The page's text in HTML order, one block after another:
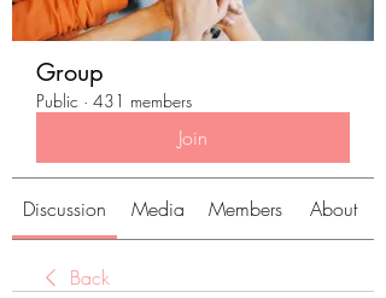
Group
Public · 431 members
Join
Discussion Media Members About
Back